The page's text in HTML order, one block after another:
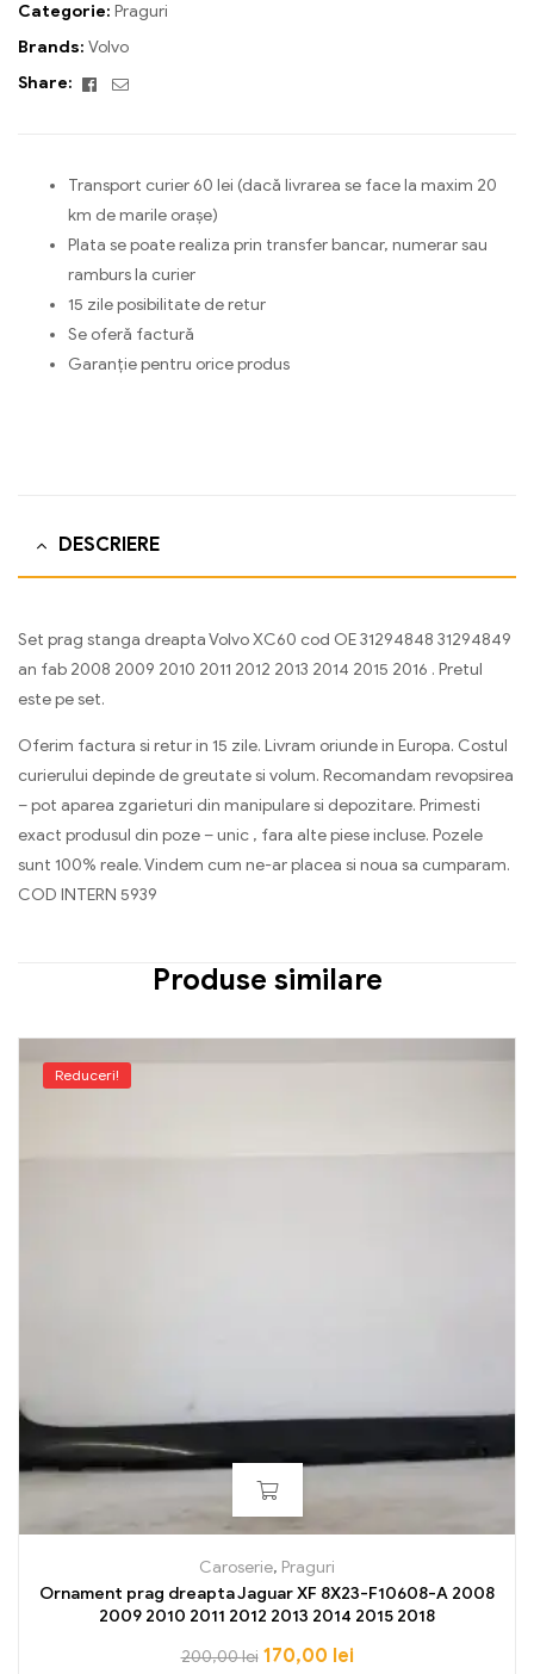
Categorie: Praguri
Brands: Volvo
Share:
Facebook
Email
Transport curier 60 lei (dacă livrarea se face la maxim 20
km de marile orașe)
Plata se poate realiza prin transfer bancar, numerar sau
ramburs la curier
15 zile posibilitate de retur
Se oferă factură
Garanție pentru orice produs
DESCRIERE
Set prag stanga dreapta Volvo XC60 cod OE 31294848 31294849
an fab 2008 2009 2010 2011 2012 2013 2014 2015 2016 . Pretul
este pe set.
Oferim factura si retur in 15 zile. Livram oriunde in Europa. Costul
curierului depinde de greutate si volum. Recomandam revopsirea
– pot aparea zgarieturi din manipulare si depozitare. Primesti
exact produsul din poze – unic , fara alte piese incluse. Pozele
sunt 100% reale. Vindem cum ne-ar placea si noua sa cumparam.
COD INTERN 5939
Produse similare
Reduceri!
Caroserie, Praguri
Ornament prag dreapta Jaguar XF 8X23-F10608-A 2008
2009 2010 2011 2012 2013 2014 2015 2018
200,00lei 170,00 lei